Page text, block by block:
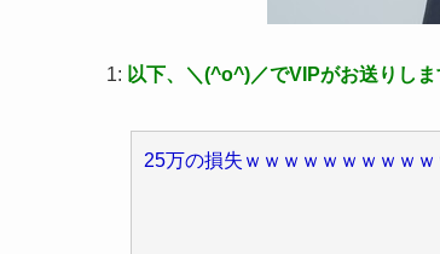
1: 以下、＼(^o^)／でVIPがお送りしま
25万の損失ｗｗｗｗｗｗｗｗｗ